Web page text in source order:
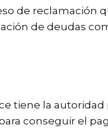
de reclamación
de deudas
tiene la
conseguir el